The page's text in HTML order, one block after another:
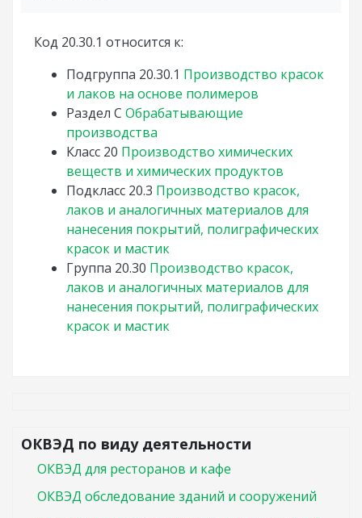
Код 20.30.1 относится к:
Подгруппа 20.30.1 Производство красок
и лаков на основе полимеров
Раздел C Обрабатывающие
производства
Класс 20 Производство химических
веществ и химических продуктов
Подкласс 20.3 Производство красок,
лаков и аналогичных материалов для
нанесения покрытий, полиграфических
красок и мастик
Группа 20.30 Производство красок,
лаков и аналогичных материалов для
нанесения покрытий, полиграфических
красок и мастик
ОКВЭД по виду деятельности
ОКВЭД для ресторанов и кафе
ОКВЭД обследование зданий и сооружений